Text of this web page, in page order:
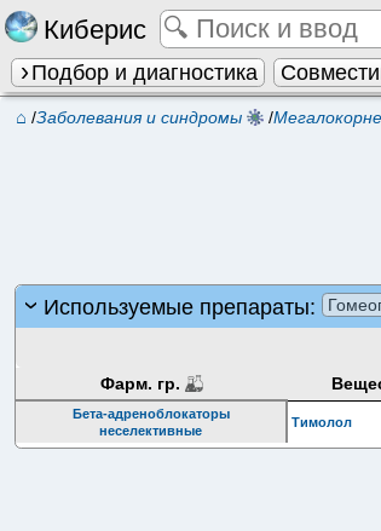
Киберис
Подбор и диагностика
⌂ /Заболевания и синдромы /
Используемые препараты:
Фарм. гр.
Бета-адреноблокаторы
неселективные
Тимолол